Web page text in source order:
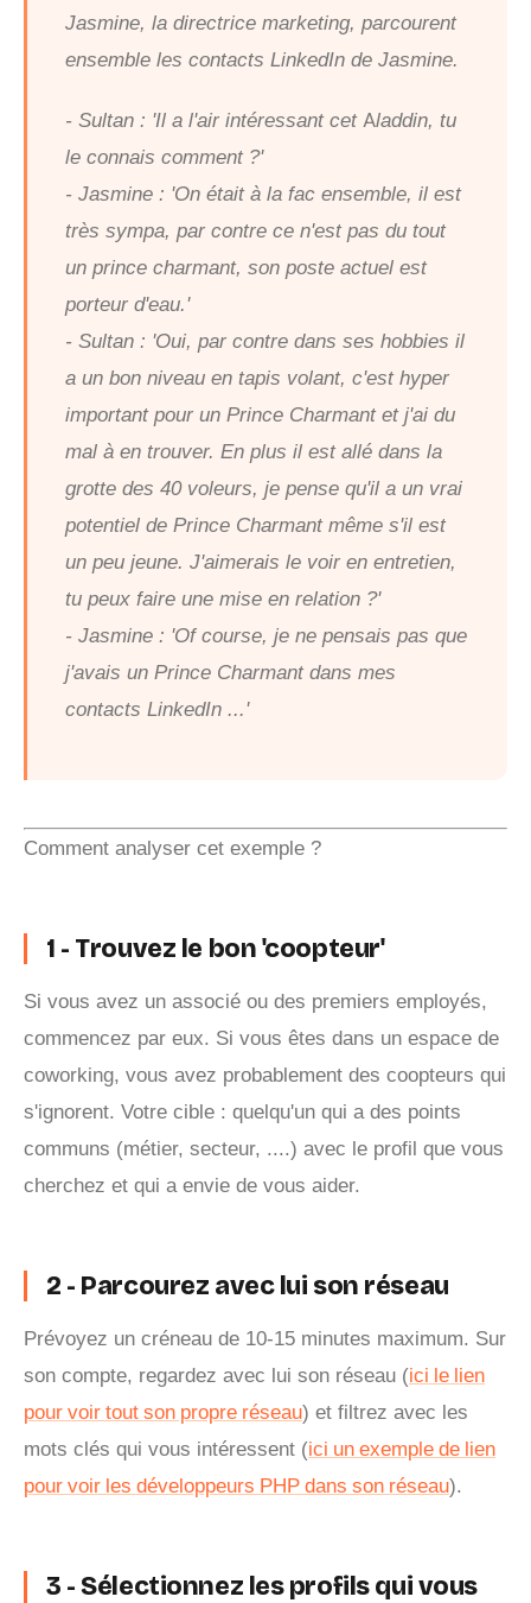
Jasmine, la directrice marketing, parcourent
ensemble les contacts LinkedIn de Jasmine.
- Sultan : 'Il a l'air intéressant cet Aladdin, tu
le connais comment ?'
- Jasmine : 'On était à la fac ensemble, il est
très sympa, par contre ce n'est pas du tout
un prince charmant, son poste actuel est
porteur d'eau.'
- Sultan : 'Oui, par contre dans ses hobbies il
a un bon niveau en tapis volant, c'est hyper
important pour un Prince Charmant et j'ai du
mal à en trouver. En plus il est allé dans la
grotte des 40 voleurs, je pense qu'il a un vrai
potentiel de Prince Charmant même s'il est
un peu jeune. J'aimerais le voir en entretien,
tu peux faire une mise en relation ?'
- Jasmine : 'Of course, je ne pensais pas que
j'avais un Prince Charmant dans mes
contacts LinkedIn ...'
Comment analyser cet exemple ?
1 - Trouvez le bon 'coopteur'
Si vous avez un associé ou des premiers employés,
commencez par eux. Si vous êtes dans un espace de
coworking, vous avez probablement des coopteurs qui
s'ignorent. Votre cible : quelqu'un qui a des points
communs (métier, secteur, ....) avec le profil que vous
cherchez et qui a envie de vous aider.
2 - Parcourez avec lui son réseau
Prévoyez un créneau de 10-15 minutes maximum. Sur
son compte, regardez avec lui son réseau (ici le lien
pour voir tout son propre réseau) et filtrez avec les
mots clés qui vous intéressent (ici un exemple de lien
pour voir les développeurs PHP dans son réseau).
3 - Sélectionnez les profils qui vous